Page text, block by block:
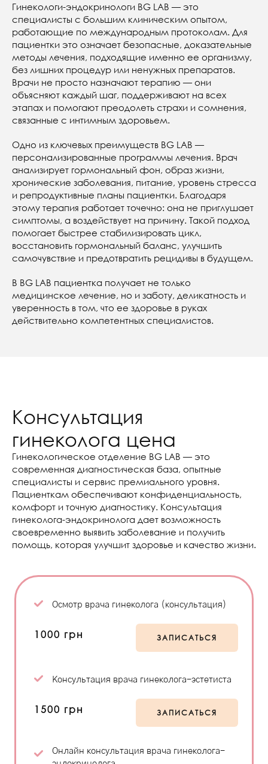
Гинекологи-эндокринологи BG LAB — это
специалисты с большим клиническим опытом,
работающие по международным протоколам. Для
пациентки это означает безопасные, доказательные
методы лечения, подходящие именно ее организму,
без лишних процедур или ненужных препаратов.
Врачи не просто назначают терапию — они
объясняют каждый шаг, поддерживают на всех
этапах и помогают преодолеть страхи и сомнения,
связанные с интимным здоровьем.
Одно из ключевых преимуществ BG LAB —
персонализированные программы лечения. Врач
анализирует гормональный фон, образ жизни,
хронические заболевания, питание, уровень стресса
и репродуктивные планы пациентки. Благодаря
этому терапия работает точечно: она не приглушает
симптомы, а воздействует на причину. Такой подход
помогает быстрее стабилизировать цикл,
восстановить гормональный баланс, улучшить
самочувствие и предотвратить рецидивы в будущем.
В BG LAB пациентка получает не только
медицинское лечение, но и заботу, деликатность и
уверенность в том, что ее здоровье в руках
действительно компетентных специалистов.
Консультация
гинеколога цена
Гинекологическое отделение BG LAB — это
современная диагностическая база, опытные
специалисты и сервис премиального уровня.
Пациенткам обеспечивают конфиденциальность,
комфорт и точную диагностику. Консультация
гинеколога-эндокринолога дает возможность
своевременно выявить заболевание и получить
помощь, которая улучшит здоровье и качество жизни.
Осмотр врача гинеколога (консультация)
1000 грн ЗАПИСАТЬСЯ
Консультация врача гинеколога-эстетиста
1500 грн ЗАПИСАТЬСЯ
Онлайн консультация врача гинеколога-